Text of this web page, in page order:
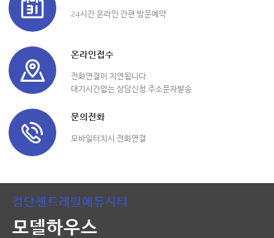
24시간 온라인 간편 방문예약
온라인접수
전화연결이 지연됩니다.
대기시간없는 상담신청,주소문자발송
문의전화
모바일터치시 전화연결
검단센트레빌에듀시티
모델하우스